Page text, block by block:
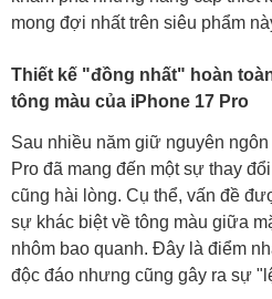
mong đợi nhất trên siêu phẩm
Thiết kế "đồng nhất" hoàn
tông màu của iPhone 17 Pro
Sau nhiều năm giữ nguyên
Pro đã mang đến một sự thay
cũng hài lòng. Cụ thể, vấn đề
sự khác biệt về tông màu giữa
nhôm bao quanh. Đây là điểm
độc đáo nhưng cũng gây ra sự